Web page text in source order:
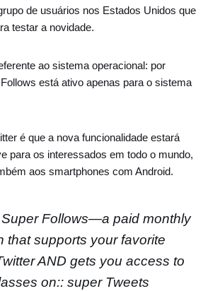
de usuários nos Estados Unidos que
testar a novidade.
ao sistema operacional: por
está ativo apenas para o sistema
é que a nova funcionalidade estará
para os interessados em todo o mundo,
aos smartphones com Android.
Follows—a paid monthly
that supports your favorite
AND gets you access to
on:: super Tweets